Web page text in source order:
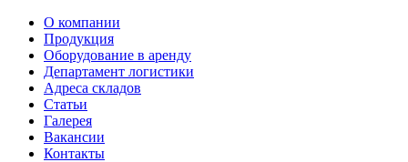
О компании
Продукция
Оборудование в аренду
Департамент логистики
Адреса складов
Статьи
Галерея
Вакансии
Контакты